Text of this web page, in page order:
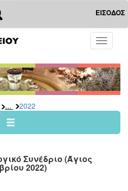
ΕΙΣΟΔΟΣ
Toggle
... 2022
Συνέδριο (Άγιος
2022)